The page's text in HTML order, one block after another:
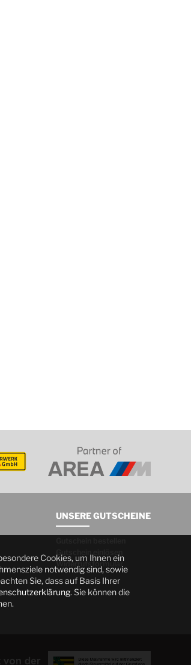
UNSERE GUTSCHEINE
Gutschein einlösen
Widerrufsformular
Cookies, um Ihnen ein
notwendig sind, sowie
Sie, dass auf Basis Ihrer
. Sie können die